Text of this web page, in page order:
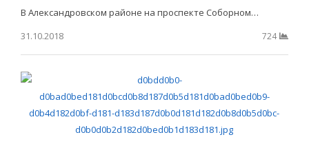
В Александровском районе на проспекте Соборном…
31.10.2018
724